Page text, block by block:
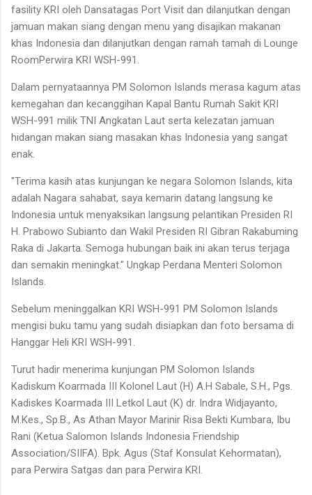
fasility KRI oleh Dansatagas Port Visit dan dilanjutkan dengan
jamuan makan siang dengan menu yang disajikan makanan
khas Indonesia dan dilanjutkan dengan ramah tamah di Lounge
RoomPerwira KRI WSH-991.
Dalam pernyataannya PM Solomon Islands merasa kagum atas
kemegahan dan kecanggihan Kapal Bantu Rumah Sakit KRI
WSH-991 milik TNI Angkatan Laut serta kelezatan jamuan
hidangan makan siang masakan khas Indonesia yang sangat
enak.
"Terima kasih atas kunjungan ke negara Solomon Islands, kita
adalah Nagara sahabat, saya kemarin datang langsung ke
Indonesia untuk menyaksikan langsung pelantikan Presiden RI
H. Prabowo Subianto dan Wakil Presiden RI Gibran Rakabuming
Raka di Jakarta. Semoga hubungan baik ini akan terus terjaga
dan semakin meningkat." Ungkap Perdana Menteri Solomon
Islands.
Sebelum meninggalkan KRI WSH-991 PM Solomon Islands
mengisi buku tamu yang sudah disiapkan dan foto bersama di
Hanggar Heli KRI WSH-991.
Turut hadir menerima kunjungan PM Solomon Islands
Kadiskum Koarmada III Kolonel Laut (H) A.H Sabale, S.H., Pgs.
Kadiskes Koarmada III Letkol Laut (K) dr. Indra Widjayanto,
M.Kes., Sp.B., As Athan Mayor Marinir Risa Bekti Kumbara, Ibu
Rani (Ketua Salomon Islands Indonesia Friendship
Association/SIIFA). Bpk. Agus (Staf Konsulat Kehormatan),
para Perwira Satgas dan para Perwira KRI.